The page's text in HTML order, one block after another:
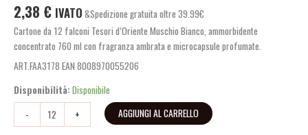
4.50su 5
su base
di
2,38 € IVATO &Spedizione gratuita oltre 39.99€
Cartone da 12 falconi Tesori d’Oriente Muschio Bianco, ammorbidente
concentrato 760 ml con fragranza ambrata e microcapsule profumate.
ART.FAA3178 EAN 8008970055206
Disponibilità:Disponibile
-
+ AGGIUNGI AL CARRELLO